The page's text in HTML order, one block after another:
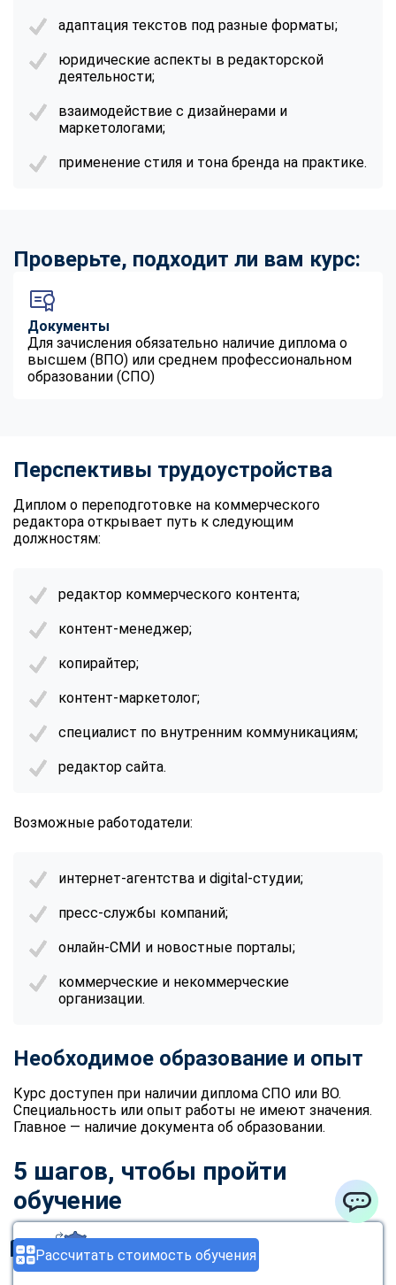
Рассчитать стоимость обучения
адаптация текстов под разные форматы;
юридические аспекты в редакторской
деятельности;
взаимодействие с дизайнерами и
маркетологами;
применение стиля и тона бренда на практике.
Проверьте, подходит ли вам курс:
Документы
Для зачисления обязательно наличие диплома о
высшем (ВПО) или среднем профессиональном
образовании (СПО)
Перспективы трудоустройства
Диплом о переподготовке на коммерческого
редактора открывает путь к следующим
должностям:
редактор коммерческого контента;
контент-менеджер;
копирайтер;
контент-маркетолог;
специалист по внутренним коммуникациям;
редактор сайта.
Возможные работодатели:
интернет-агентства и digital-студии;
пресс-службы компаний;
онлайн-СМИ и новостные порталы;
коммерческие и некоммерческие
организации.
Необходимое образование и опыт
Курс доступен при наличии диплома СПО или ВО.
Специальность или опыт работы не имеют значения.
Главное — наличие документа об образовании.
5 шагов, чтобы пройти
обучение
1 Оставьте заявку
online
Telegram
ChatApp